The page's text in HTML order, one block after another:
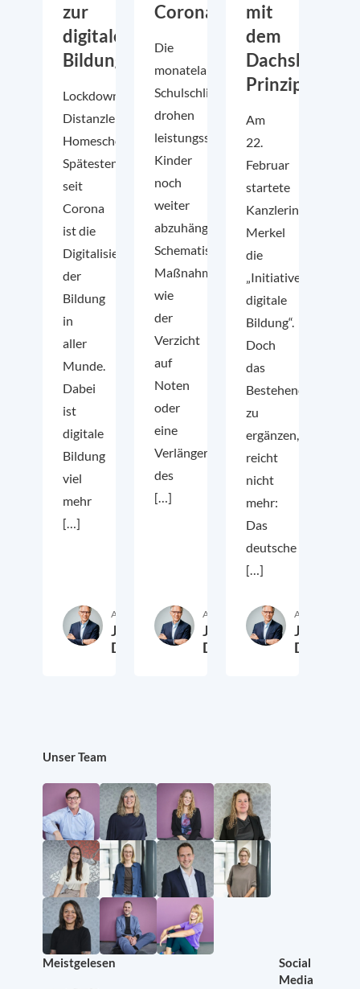
zur
digitalen
Bildungsrevolution
Lockdowns,
Distanzlernen,
Homeschooling.
Spätestens
seit
Corona
ist die
Digitalisierung
der
Bildung
in
aller
Munde.
Dabei
ist
digitale
Bildung
viel
mehr
[…]
Autor:in
Jörg
Dräger30. April 2021
Corona
Die
monatelangen
Schulschließungen
drohen
leistungsschwache
Kinder
noch
weiter
abzuhängen.
Schematische
Maßnahmen
wie
der
Verzicht
auf
Noten
oder
eine
Verlängerung
des
[…]
Autor:in
Jörg
Dräger16. März 2021
mit
dem
Dachsbau-
Prinzip!
Am
22.
Februar
startete
Kanzlerin
Merkel
die
„Initiative
digitale
Bildung“.
Doch
das
Bestehende
zu
ergänzen,
reicht
nicht
mehr:
Das
deutsche
[…]
Autor:in
Jörg
Dräger
Unser Team
Meistgelesen
Social
Media